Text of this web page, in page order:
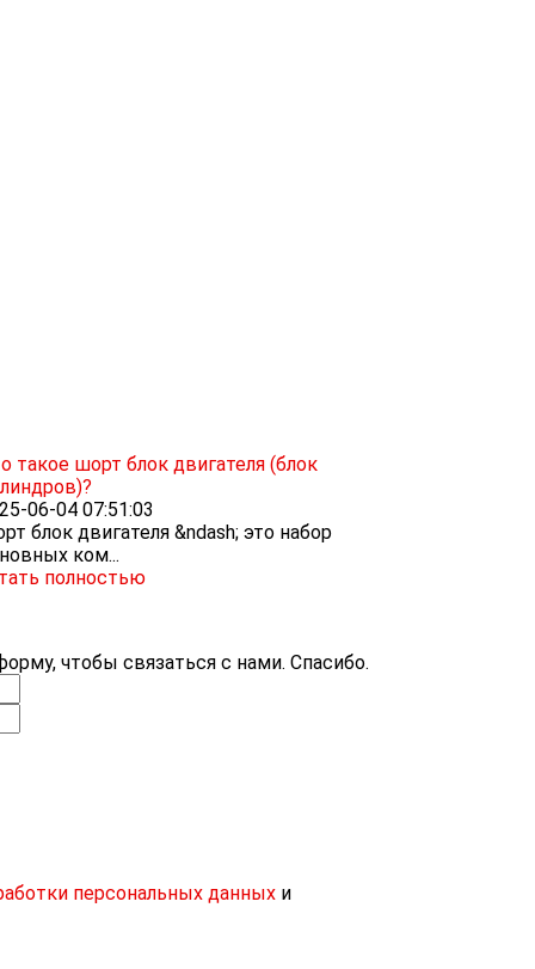
такое шорт блок двигателя (блок
06-04 07:51:03
блок двигателя &ndash; это набор
ком...
полностью
чтобы связаться с нами. Спасибо.
персональных данных и